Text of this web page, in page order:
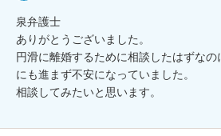
泉弁護士
ありがとうございました。
円滑に離婚するために相談したはずな
にも進まず不安になっていました。
相談してみたいと思います。